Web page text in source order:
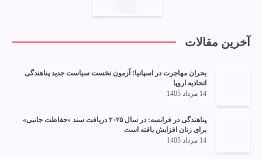
آخرین مقالات
بحران مهاجرت در اسپانیا؛ آزمون نخست سیاست جدید پناهندگی
اتحادیه اروپا
14 مرداد 1405
پناهندگی در فرانسه: در سال ۲۰۲۵ دریافت سند «حفاظت جانبی»
برای زنان افزایش یافته است
14 مرداد 1405